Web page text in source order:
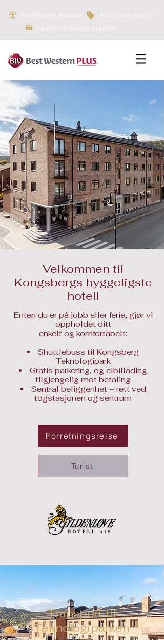
Best Western Rewards
Bestill beste pris her
Transport til Te
knologiparken
Velkommen til
Kongsbergs hyggeligste
hotell
Enten du er på jobb eller ferie, gjør vi
oppholdet ditt
enkelt og komfortabelt:
Shuttlebuss til Kongsberg
Teknologipark
Gratis parkering, og elbillading
tilgjengelig mot betaling
Sentral beliggenhet – rett ved
togstasjonen og sentrum
Forretningsreise
Turist
Transport til
Teknologiparken